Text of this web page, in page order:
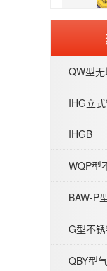
IHG立式
BAW-
QW型
IHG立
IHGB
WQP型
BAW-P
G型不
QBY型